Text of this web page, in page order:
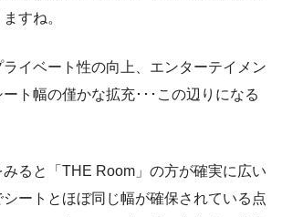
すね。
イベート性の向上、エンターテイメン
ート幅の僅かな拡充･･･この辺りになる
ると「THE Room」の方が確実に広い
ートとほぼ同じ幅が確保されている点